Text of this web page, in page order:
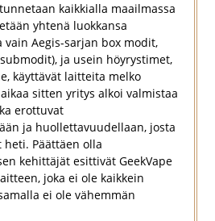
kaikkialla maailmassa
yhtenä luokkansa
vain Aegis-sarjan box modit,
ja usein höyrystimet,
käyttävät laitteita melko
sitten yritys alkoi valmistaa
erottuvat
ja huollettavuudellaan, josta
Päättäen olla
kehittäjät esittivät GeekVape
joka ei ole kaikkein
ei ole vähemmän